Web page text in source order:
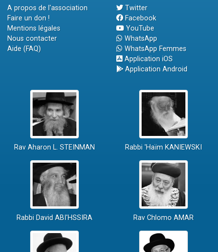
A propos de l'association
Faire un don !
Mentions légales
Nous contacter
Aide (FAQ)
Twitter
Facebook
YouTube
WhatsApp
WhatsApp Femmes
Application iOS
Application Android
Rav Aharon L. STEINMAN Rabbi 'Haïm KANIEWSKI
Rabbi David ABI'HSSIRA Rav Chlomo AMAR